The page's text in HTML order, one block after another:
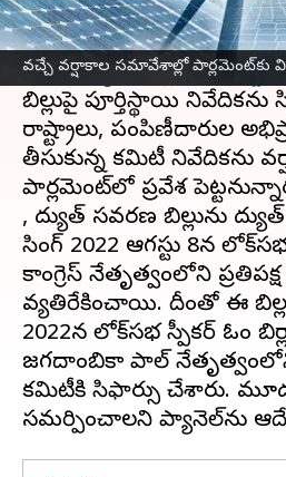
వచ్చే వర్షాకాల సమావేశాల్లో పార్లమెంట్‌కు
విద్యుత్ సవరణ బిల్లు- 2022
సమావేశాల్లో పార్లమెంట్‌లో
ఉంది. విద్యుత్‌పార్లమెంటరీ
బిల్లుపై పూర్తిస్థాయి నివేదికను
రాష్ట్రాలు, పంపిణీదారుల
తీసుకున్న కమిటీ నివేదికను
పార్లమెంట్‌లో ప్రవేశ
, విద్యుత్ సవరణ బిల్లును
సింగ్ 2022 ఆగస్టు 8న
కాంగ్రెస్ నేతృత్వంలోని
వ్యతిరేకించాయి. దీంతో ఈ
2022న లోక్‌సభ స్పీకర్ ఓం
జగదాంబికా పాల్
కమిటీకి సిఫార్సు చేశారు.